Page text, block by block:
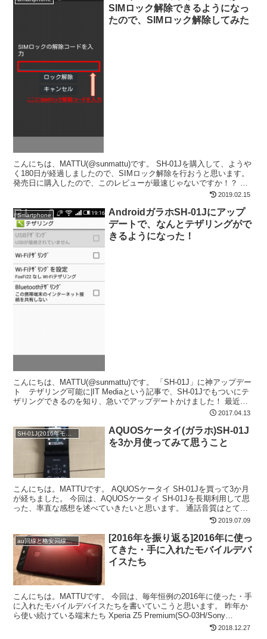
SIMロック解除できるようになっ
たので、SIMロック解除してみた
こんにちは、MATTU(@sunmattu)です。 SH-01Jを購入して、ようや
く180日が経過しましたので、SIMロック解除を行おうと思います。
発売日に購入したので、このレビューが最速じゃないですか！？ ※
2019.02.15
Smartphone
AndroidガラホSH-01Jにアップ
デートで、なんとテザリングがで
きるようになった！
こんにちは、MATTU(@sunmattu)です。 「SH-01J」に神アップデー
ト テザリング可能に|IT Mediaという記事で、SH-01Jでもついにテ
ザリングできるのを知り、急いでアップデートかけました！ 最近、
2017.04.13
SH-01J(2016年モデル)
AQUOSケータイ(ガラホ)SH-01J
を3か月使ってみて思うこと
こんにちは。MATTUです。 AQUOSケータイ SH-01Jを買って3か月
が経ちました。 今回は、AQUOSケータイ SH-01Jを長期利用して思
った、率直な感想を述べていきたいと思います。 通話音質はとても
2019.07.09
au回線と格安回線のDSDS
[2016年を振り返る]2016年に使っ
てきた・手に入れたモバイルデバ
イスたち
こんにちは。MATTUです。 今回は、毎年恒例の2016年に使った・手
に入れたモバイルデバイスたちを書いていこうと思います。 昨年か
ら使い続けている端末たち Xperia Z5 Premium(SO-03H/Sony
2018.12.27